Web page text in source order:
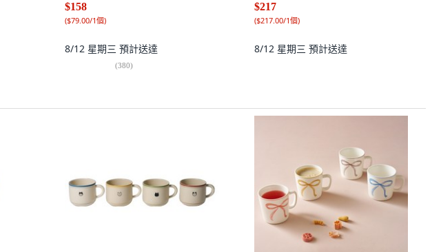
$158
($79.00/1個)
8/12 星期三 預計送達
(380)
$217
($217.00/1個)
8/12 星期三 預計送達